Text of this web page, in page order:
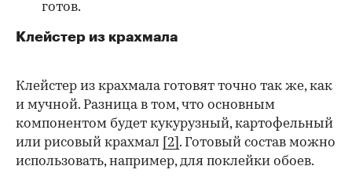
готов.
Клейстер из крахмала
Клейстер из крахмала готовят точно так же, как
и мучной. Разница в том, что основным
компонентом будет кукурузный, картофельный
или рисовый крахмал
[2] . Готовый состав можно
использовать, например, для поклейки обоев.